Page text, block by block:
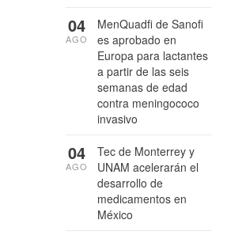
MenQuadfi de Sanofi
es aprobado en
Europa para lactantes
a partir de las seis
semanas de edad
contra meningococo
invasivo
04
AGO
Tec de Monterrey y
UNAM acelerarán el
desarrollo de
medicamentos en
México
04
AGO